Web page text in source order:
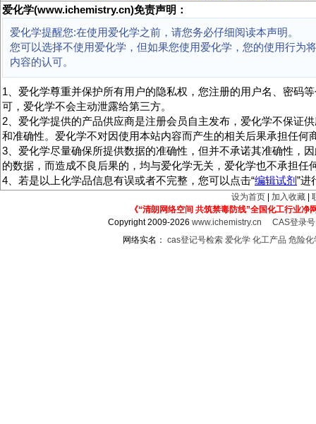
爱化学(www.ichemistry.cn)免责声明：
爱化学提醒您:在使用爱化学之前，请您务必仔细阅读本声明。
您可以选择不使用爱化学，但如果您使用爱化学，您的使用行为
内容的认可。
1、爱化学尊重并保护所有用户的隐私权，您注册的用户名、密码
可，爱化学不会主动泄露给第三方。
2、爱化学提供的产品供应商是注册会员自主发布，爱化学不保证
和准确性。爱化学不对因使用本站内容而产生的相关后果承担任何
3、爱化学尽量确保所提供数据的准确性，但并不承诺其准确性，
的数据，而造成不良后果的，均与爱化学无关，爱化学也不承担任
4、若是以上化学品信息有误或者不完整，您可以点击“编辑试剂”进
设为首页 加入收藏
《“清朗网络空间 共筑禁毒防线”全国化工行业净
Copyright 2009-2026www.ichemistry.cn
CAS登录
网络实名： cas登记号检索 爱化学 化工产品 危险化